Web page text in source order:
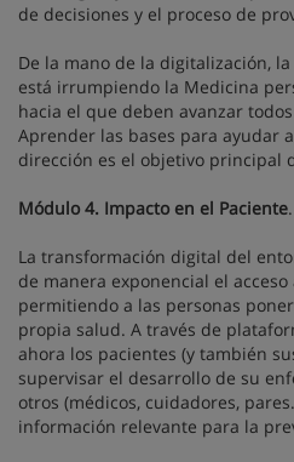
de decisiones y el proceso de
De la mano de la digitalización,
está irrumpiendo la Medicina
hacia el que deben avanzar
Aprender las bases para ayudar
dirección es el objetivo principal
Módulo 4. Impacto en el Paciente.
La transformación digital del
de manera exponencial el
permitiendo a las personas
propia salud. A través de
ahora los pacientes (y también
supervisar el desarrollo de su
otros (médicos, cuidadores,
información relevante para la